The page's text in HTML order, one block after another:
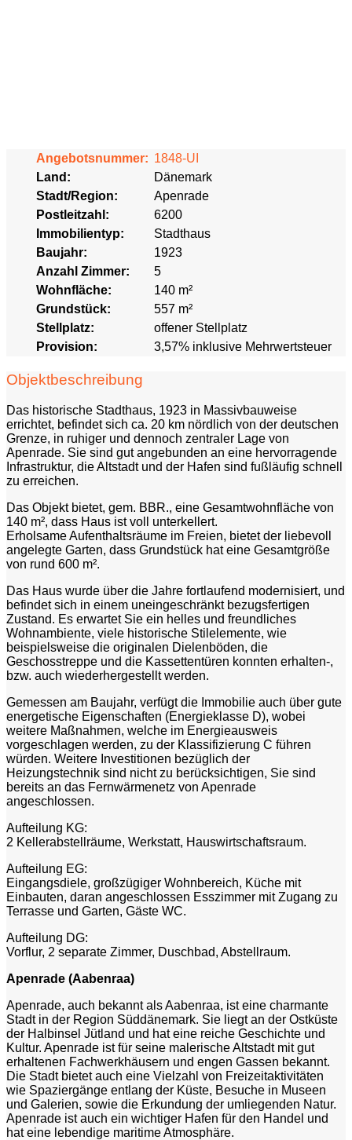
Angebotsnummer: 1848-UI
Land:
Dänemark
Stadt/Region:
Apenrade
Postleitzahl:
6200
Immobilientyp:
Stadthaus
Baujahr:
1923
Anzahl Zimmer:
5
Wohnfläche:
140 m²
Grundstück:
557 m²
Stellplatz:
offener Stellplatz
Provision:
3,57% inklusive Mehrwertsteuer
Objektbeschreibung
Das historische Stadthaus, 1923 in Massivbauweise
errichtet, befindet sich ca. 20 km nördlich von der deutschen
Grenze, in ruhiger und dennoch zentraler Lage von
Apenrade. Sie sind gut angebunden an eine hervorragende
Infrastruktur, die Altstadt und der Hafen sind fußläufig schnell
zu erreichen.
Das Objekt bietet, gem. BBR., eine Gesamtwohnfläche von
140 m², dass Haus ist voll unterkellert.
Erholsame Aufenthaltsräume im Freien, bietet der liebevoll
angelegte Garten, dass Grundstück hat eine Gesamtgröße
von rund 600 m².
Das Haus wurde über die Jahre fortlaufend modernisiert, und
befindet sich in einem uneingeschränkt bezugsfertigen
Zustand. Es erwartet Sie ein helles und freundliches
Wohnambiente, viele historische Stilelemente, wie
beispielsweise die originalen Dielenböden, die
Geschosstreppe und die Kassettentüren konnten erhalten-,
bzw. auch wiederhergestellt werden.
Gemessen am Baujahr, verfügt die Immobilie auch über gute
energetische Eigenschaften (Energieklasse D), wobei
weitere Maßnahmen, welche im Energieausweis
vorgeschlagen werden, zu der Klassifizierung C führen
würden. Weitere Investitionen bezüglich der
Heizungstechnik sind nicht zu berücksichtigen, Sie sind
bereits an das Fernwärmenetz von Apenrade
angeschlossen.
Aufteilung KG:
2 Kellerabstellräume, Werkstatt, Hauswirtschaftsraum.
Aufteilung EG:
Eingangsdiele, großzügiger Wohnbereich, Küche mit
Einbauten, daran angeschlossen Esszimmer mit Zugang zu
Terrasse und Garten, Gäste WC.
Aufteilung DG:
Vorflur, 2 separate Zimmer, Duschbad, Abstellraum.
Apenrade (Aabenraa)
Apenrade, auch bekannt als Aabenraa, ist eine charmante
Stadt in der Region Süddänemark. Sie liegt an der Ostküste
der Halbinsel Jütland und hat eine reiche Geschichte und
Kultur. Apenrade ist für seine malerische Altstadt mit gut
erhaltenen Fachwerkhäusern und engen Gassen bekannt.
Die Stadt bietet auch eine Vielzahl von Freizeitaktivitäten
wie Spaziergänge entlang der Küste, Besuche in Museen
und Galerien, sowie die Erkundung der umliegenden Natur.
Apenrade ist auch ein wichtiger Hafen für den Handel und
hat eine lebendige maritime Atmosphäre.